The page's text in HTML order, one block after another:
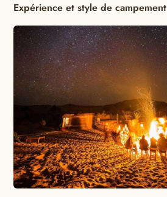
Expérience et style de campement